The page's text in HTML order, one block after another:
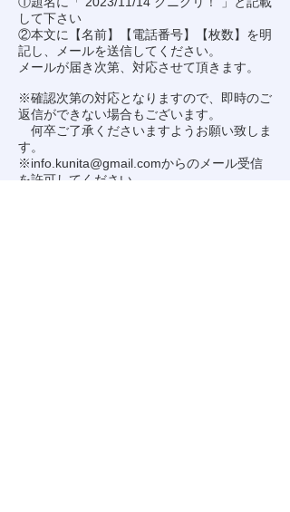
して下さい
②本文に【名前】【電話番号】【枚数】を明
記し、メールを送信してください。
メールが届き次第、対応させて頂きます。
※確認次第の対応となりますので、即時のご
返信ができない場合もございます。
何卒ご了承くださいますようお願い致しま
す。
※info.kunita@gmail.comからのメール受信
を許可してください。